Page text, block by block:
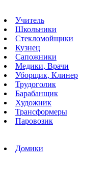
Учитель
Школьники
Стекломойщики
Кузнец
Сапожники
Медики, Врачи
Уборщик, Клинер
Трудоголик
Барабанщик
Художник
Трансформеры
Паровозик
Домики